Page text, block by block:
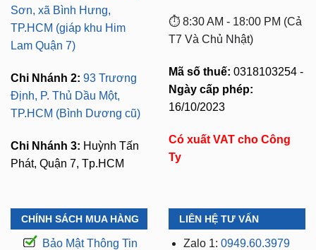
Sơn, xã Bình Hưng,
TP.HCM (giáp khu Him
Lam Quận 7)
Chi Nhánh 2: 93 Trương
Định, P. Thủ Dầu Một,
TP.HCM (Bình Dương cũ)
Chi Nhánh 3: Huỳnh Tấn
Phát, Quận 7, Tp.HCM
⏱️ 8:30 AM - 18:00 PM (Cả
T7 Và Chủ Nhật)
Mã số thuế: 0318103254 -
Ngày cấp phép:
16/10/2023
Có xuất VAT cho Công
Ty
CHÍNH SÁCH MUA HÀNG
Bảo Mật Thông Tin
LIÊN HỆ TƯ VẤN
Zalo 1: 0949.60.3979